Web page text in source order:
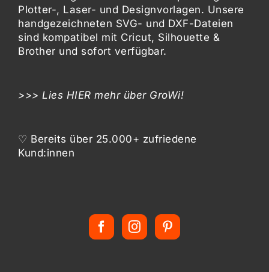
Plotter-, Laser- und Designvorlagen. Unsere
handgezeichneten SVG- und DXF-Dateien
sind kompatibel mit Cricut, Silhouette &
Brother und sofort verfügbar.
>>> Lies HIER mehr über GroWi!
♡ Bereits über 25.000+ zufriedene
Kund:innen